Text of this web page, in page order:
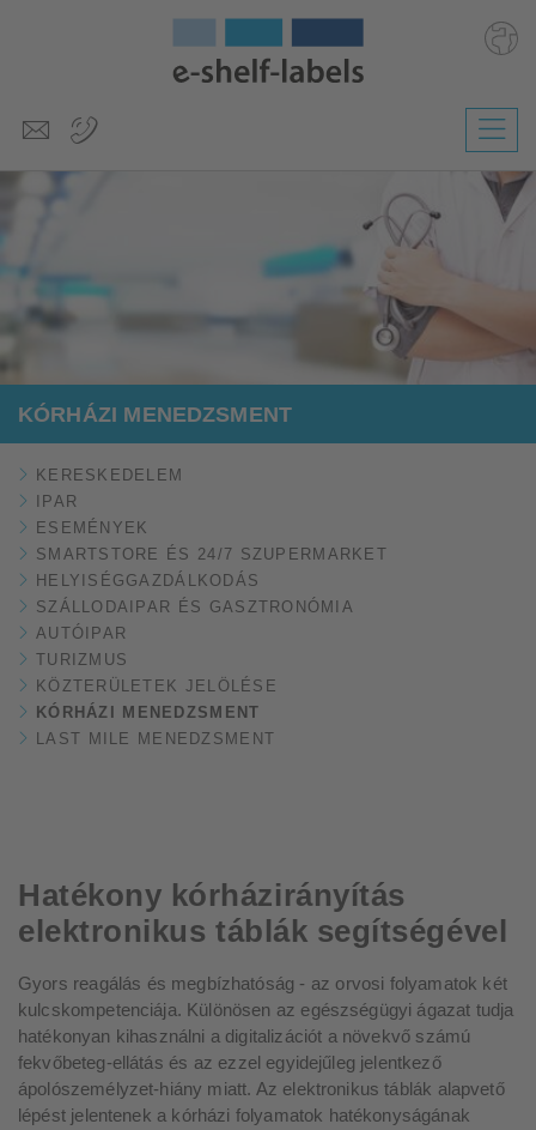
KÓRHÁZI MENEDZSMENT
KERESKEDELEM
IPAR
ESEMÉNYEK
SMARTSTORE ÉS 24/7 SZUPERMARKET
HELYISÉGGAZDÁLKODÁS
SZÁLLODAIPAR ÉS GASZTRONÓMIA
AUTÓIPAR
TURIZMUS
KÖZTERÜLETEK JELÖLÉSE
KÓRHÁZI MENEDZSMENT
LAST MILE MENEDZSMENT
Hatékony kórházirányítás
elektronikus táblák segítségével
Gyors reagálás és megbízhatóság - az orvosi folyamatok két
kulcskompetenciája. Különösen az egészségügyi ágazat tudja
hatékonyan kihasználni a digitalizációt a növekvő számú
fekvőbeteg-ellátás és az ezzel egyidejűleg jelentkező
ápolószemélyzet-hiány miatt. Az elektronikus táblák alapvető
lépést jelentenek a kórházi folyamatok hatékonyságának